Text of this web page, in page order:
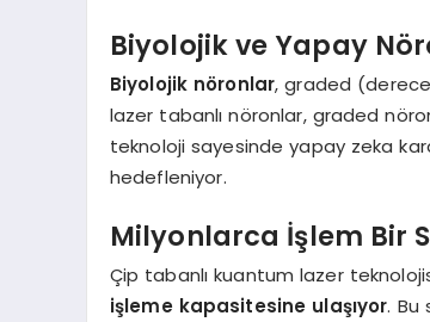
Biyolojik ve Yapay
Biyolojik nöronlar, graded
lazer tabanlı nöronlar, graded
teknoloji sayesinde yapay zeka
hedefleniyor.
Milyonlarca İşlem Bir
Çip tabanlı kuantum lazer
işleme kapasitesine ulaşıyor. Bu